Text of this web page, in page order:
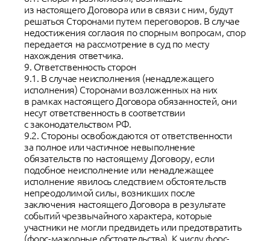
из настоящего Договора или в связи с ним, будут
решаться Сторонами путем переговоров. В случае
недостижения согласия по спорным вопросам, спор
передается на рассмотрение в суд по месту
нахождения ответчика.
9. Ответственность сторон
9.1. В случае неисполнения (ненадлежащего
исполнения) Сторонами возложенных на них
в рамках настоящего Договора обязанностей, они
несут ответственность в соответствии
с законодательством РФ.
9.2. Стороны освобождаются от ответственности
за полное или частичное невыполнение
обязательств по настоящему Договору, если
подобное неисполнение или ненадлежащее
исполнение явилось следствием обстоятельств
непреодолимой силы, возникших после
заключения настоящего Договора в результате
событий чрезвычайного характера, которые
участники не могли предвидеть или предотвратить
(форс-мажорные обстоятельства). К числу форс-